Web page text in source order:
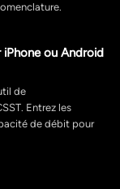
ou Android
de
Entrez les
de débit pour